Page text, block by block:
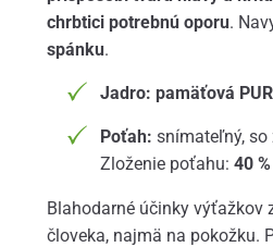
chrbtici potrebnú oporu.
spánku.
Jadro: pamäťová
Poťah: snímateľný, so
Zloženie poťahu: 40
Blahodarné účinky výťažkov
človeka, najmä na pokožku.